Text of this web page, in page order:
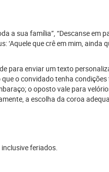
a sua família”, “Descanse em
que crê em mim, ainda
para enviar um texto
o convidado tenha
o oposto vale para
a escolha da coroa
feriados.